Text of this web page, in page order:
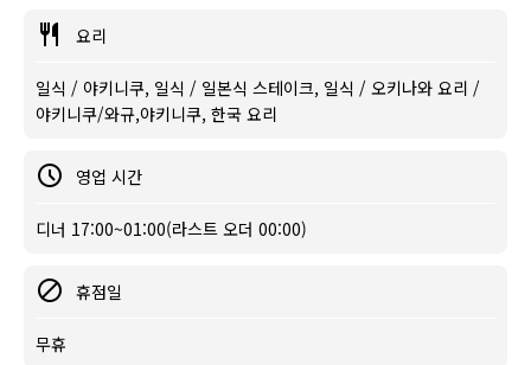
요리
일식 / 야키니쿠, 일식 / 일본식 스테이크, 일식 / 오키나와 요리 /
야키니쿠/와규,야키니쿠, 한국 요리
영업 시간
디너 17:00~01:00(라스트 오더 00:00)
휴점일
무휴